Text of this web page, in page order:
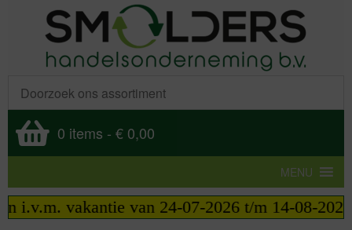
0 items - € 0,00
MENU
vakantie van 24-07-2026 t/m 14-08-2026